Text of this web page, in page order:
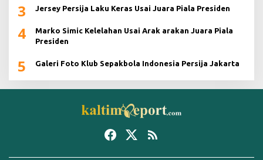
3 Jersey Persija Laku Keras Usai Juara Piala Presiden
4
Marko Simic Kelelahan Usai Arak arakan Juara Piala
Presiden
5 Galeri Foto Klub Sepakbola Indonesia Persija Jakarta